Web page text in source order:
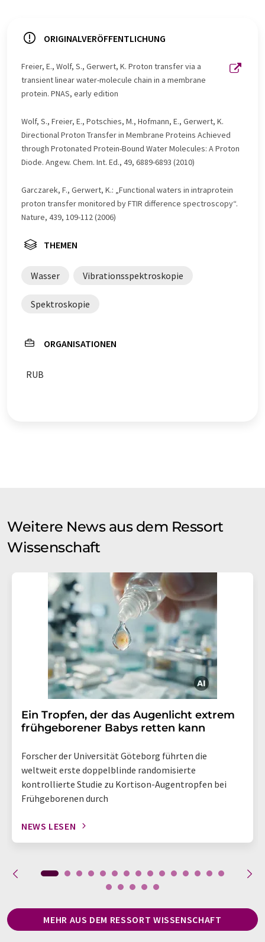
ORIGINALVERÖFFENTLICHUNG
Freier, E., Wolf, S., Gerwert, K. Proton transfer via a
transient linear water-molecule chain in a membrane
protein. PNAS, early edition
Wolf, S., Freier, E., Potschies, M., Hofmann, E., Gerwert, K.
Directional Proton Transfer in Membrane Proteins Achieved
through Protonated Protein-Bound Water Molecules: A Proton
Diode. Angew. Chem. Int. Ed., 49, 6889-6893 (2010)
Garczarek, F., Gerwert, K.: „Functional waters in intraprotein
proton transfer monitored by FTIR difference spectroscopy“.
Nature, 439, 109-112 (2006)
THEMEN
Wasser Vibrationsspektroskopie
Spektroskopie
ORGANISATIONEN
RUB
Weitere News aus dem Ressort
Wissenschaft
Ein Tropfen, der das Augenlicht extrem
frühgeborener Babys retten kann
Forscher der Universität Göteborg führten die
weltweit erste doppelblinde randomisierte
kontrollierte Studie zu Kortison-Augentropfen bei
Frühgeborenen durch
NEWS LESEN
MEHR AUS DEM RESSORT WISSENSCHAFT